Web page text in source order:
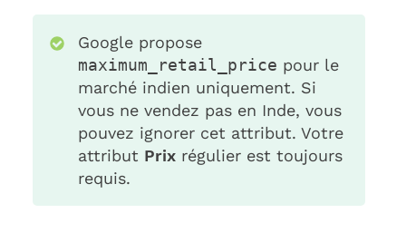
Google propose
maximum_retail_price pour le
marché indien uniquement. Si
vous ne vendez pas en Inde, vous
pouvez ignorer cet attribut. Votre
attribut Prixrégulier est toujours
requis.